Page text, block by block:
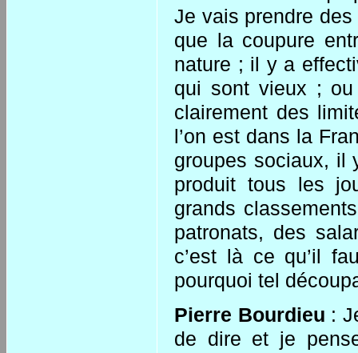
Je vais prendre
que la coupure
nature ; il y a
qui sont vieux ;
clairement des
l’on est dans la
groupes sociaux, il
produit tous les
grands
patronats, des
c’est là ce qu’il
pourquoi tel
Pierre Bourdieu :
de dire et je